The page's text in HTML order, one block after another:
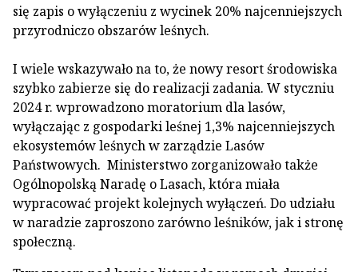
się zapis o wyłączeniu z wycinek 20% najcenniejszych
przyrodniczo obszarów leśnych.
I wiele wskazywało na to, że nowy resort środowiska
szybko zabierze się do realizacji zadania. W styczniu
2024 r. wprowadzono moratorium dla lasów,
wyłączając z gospodarki leśnej 1,3% najcenniejszych
ekosystemów leśnych w zarządzie Lasów
Państwowych. Ministerstwo zorganizowało także
Ogólnopolską Naradę o Lasach, która miała
wypracować projekt kolejnych wyłączeń. Do udziału
w naradzie zaproszono zarówno leśników, jak i stronę
społeczną.